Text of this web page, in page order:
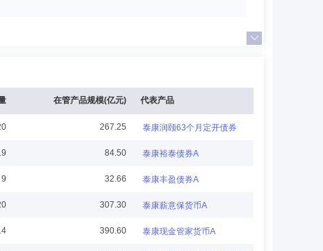
，教育部“长江学者”特聘教授，兼任教育部创新创业教育
大等讲授金融监管，担任中国法学会证券法研究会副会
融专项整治办公室专家、国家互联网金融安全技术专家委
有限公司独立董事。曾任北京大学经济学院讲师、副教
在管产品规模(亿元) 代表产品
267.25 泰康润颐63个月定开债券
84.50 泰康裕泰债券A
9 32.66 泰康丰盈债券A
307.30 泰康薪意保货币A
390.60 泰康现金管家货币A